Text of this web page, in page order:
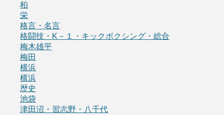
柏
栄
格言・名言
格闘技・K－１・キックボクシング・総合
梅木雄平
梅田
横浜
横浜
歴史
池袋
津田沼・習志野・八千代